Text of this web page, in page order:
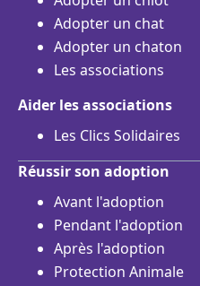
Adopter un chat
Adopter un chaton
Les associations
Aider les associations
Les Clics Solidaires
Réussir son adoption
Avant l'adoption
Pendant l'adoption
Après l'adoption
Protection Animale